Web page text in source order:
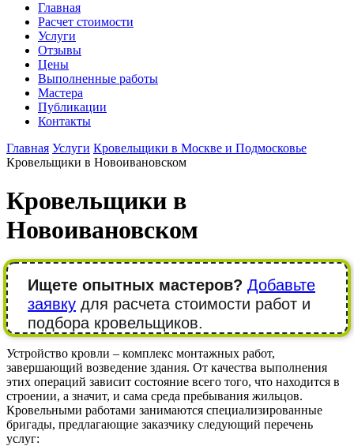
Главная
Расчет стоимости
Услуги
Отзывы
Цены
Выполненные работы
Мастера
Публикации
Контакты
Главная Услуги Кровельщики в Москве и Подмосковье
Кровельщики в Новоивановском
Кровельщики в
Новоивановском
Ищете опытных мастеров? Добавьте
заявку для расчета стоимости работ и
подбора кровельщиков.
Устройство кровли – комплекс монтажных работ,
завершающий возведение здания. От качества выполнения
этих операций зависит состояние всего того, что находится в
строении, а значит, и сама среда пребывания жильцов.
Кровельными работами занимаются специализированные
бригады, предлагающие заказчику следующий перечень
услуг: